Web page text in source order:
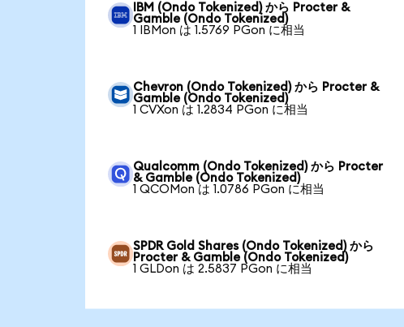
IBM (Ondo Tokenized) から Procter &
Gamble (Ondo Tokenized)
1 IBMon は 1.5769 PGon に相当
Chevron (Ondo Tokenized) から Procter &
Gamble (Ondo Tokenized)
1 CVXon は 1.2834 PGon に相当
Qualcomm (Ondo Tokenized) から Procter
& Gamble (Ondo Tokenized)
1 QCOMon は 1.0786 PGon に相当
SPDR Gold Shares (Ondo Tokenized) から
Procter & Gamble (Ondo Tokenized)
1 GLDon は 2.5837 PGon に相当